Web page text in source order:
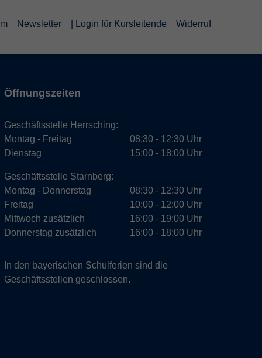
Newsletter | Login für Kursleitende Widerruf
Öffnungszeiten
Geschäftsstelle Herrsching:
Montag - Freitag
Dienstag
08:30 - 12:30 Uhr
15:00 - 18:00 Uhr
Geschäftsstelle Starnberg:
Montag - Donnerstag
Freitag
Mittwoch zusätzlich
Donnerstag zusätzlich
08:30 - 12:30 Uhr
10:00 - 12:00 Uhr
16:00 - 19:00 Uhr
16:00 - 18:00 Uhr
In den bayerischen Schulferien sind die
Geschäftsstellen geschlossen.